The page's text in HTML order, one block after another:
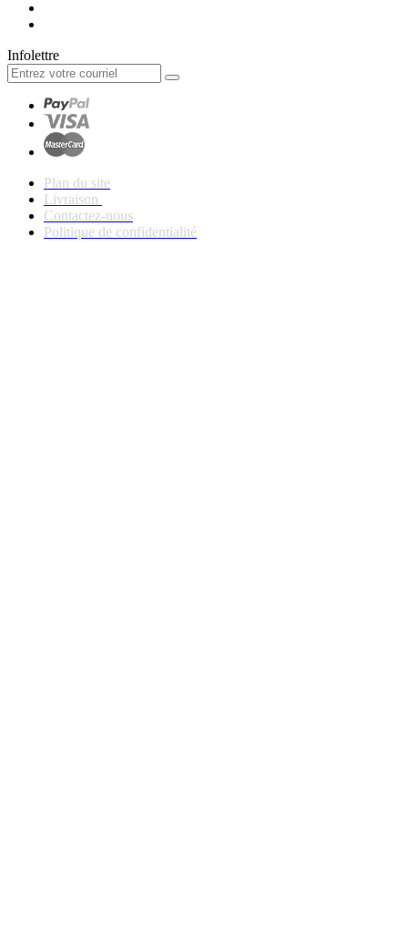
Infolettre
Plan du site
Livraison
Contactez-nous
Politique de confidentialité